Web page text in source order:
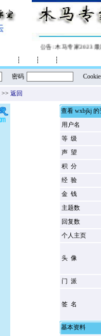
公告:木马专家2023 最
┆
┆
┆
密码
>> 返回
查看 wxbjkj 的
用户名
等 级
声 望
积 分
经 验
金 钱
主题数
回复数
个人主页
头 像
门 派
签 名
基本资料